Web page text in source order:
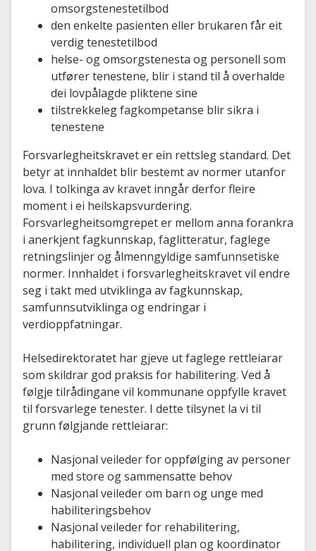
omsorgstenestetilbod
den enkelte pasienten eller brukaren får eit
verdig tenestetilbod
helse- og omsorgstenesta og personell som
utfører tenestene, blir i stand til å overhalde
dei lovpålagde pliktene sine
tilstrekkeleg fagkompetanse blir sikra i
tenestene
Forsvarlegheitskravet er ein rettsleg standard. Det
betyr at innhaldet blir bestemt av normer utanfor
lova. I tolkinga av kravet inngår derfor fleire
moment i ei heilskapsvurdering.
Forsvarlegheitsomgrepet er mellom anna forankra
i anerkjent fagkunnskap, faglitteratur, faglege
retningslinjer og ålmenngyldige samfunnsetiske
normer. Innhaldet i forsvarlegheitskravet vil endre
seg i takt med utviklinga av fagkunnskap,
samfunnsutviklinga og endringar i
verdioppfatningar.
Helsedirektoratet har gjeve ut faglege rettleiarar
som skildrar god praksis for habilitering. Ved å
følgje tilrådingane vil kommunane oppfylle kravet
til forsvarlege tenester. I dette tilsynet la vi til
grunn følgjande rettleiarar:
Nasjonal veileder for oppfølging av personer
med store og sammensatte behov
Nasjonal veileder om barn og unge med
habiliteringsbehov
Nasjonal veileder for rehabilitering,
habilitering, individuell plan og koordinator